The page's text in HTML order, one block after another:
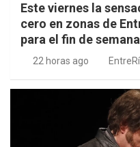
Este viernes la
cero en zonas de
para el fin de semana
22 horas ago